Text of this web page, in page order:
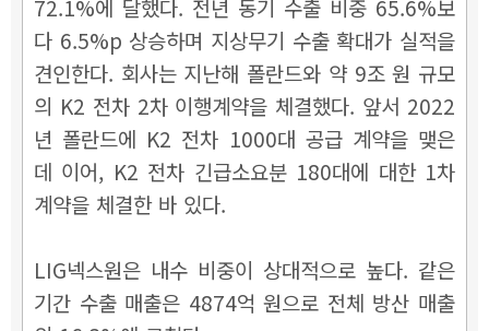
72.1%에 달했다. 전년 동기 수출 비중 65.6%보
다 6.5%p 상승하며 지상무기 수출 확대가 실적을
견인한다. 회사는 지난해 폴란드와 약 9조 원 규모
의 K2 전차 2차 이행계약을 체결했다. 앞서 2022
년 폴란드에 K2 전차 1000대 공급 계약을 맺은
데 이어, K2 전차 긴급소요분 180대에 대한 1차
계약을 체결한 바 있다.
LIG넥스원은 내수 비중이 상대적으로 높다. 같은
기간 수출 매출은 4874억 원으로 전체 방산 매출